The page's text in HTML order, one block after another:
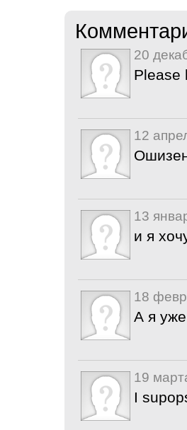
20
Please
12
13
и я
18
А я
19
I